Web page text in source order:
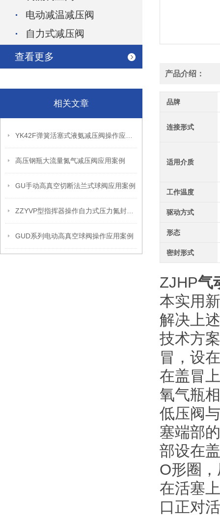
电动减温减压阀
自力式减压阀
查看更多
相关文章
高压钢瓶大流量氮气减压阀应用案例
GU手动高真空切断法兰式球阀应用案例
GUD系列电动高真空球阀操作应用案例
产品介绍：
品牌
连接形式
适用介质
工作温度
驱动方式
形态
密封形式
ZJHP气
本实用
解决上
技术方
冒，设
在盖冒
氧气瓶
低压阀
塞端部
部设在
O形圈
在活塞
口正对